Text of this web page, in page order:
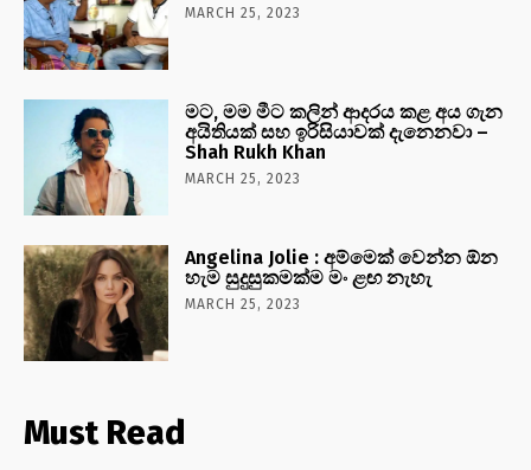
MARCH 25, 2023
මට, මම මීට කලින් ආදරය කළ අය ගැන
අයිතියක් සහ ඉරිසියාවක් දැනෙනවා –
Shah Rukh Khan
MARCH 25, 2023
Angelina Jolie : අම්මෙක් වෙන්න ඕන
හැම සුදුසුකමක්ම මං ළඟ නැහැ
MARCH 25, 2023
Must Read